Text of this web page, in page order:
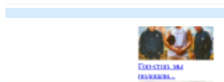
Гоп-стоп, мы
подошли...